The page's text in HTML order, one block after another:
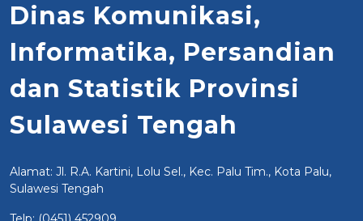
Dinas Komunikasi,
Informatika, Persandian
dan Statistik Provinsi
Sulawesi Tengah
Alamat: Jl. R.A. Kartini, Lolu Sel., Kec. Palu Tim., Kota Palu,
Sulawesi Tengah